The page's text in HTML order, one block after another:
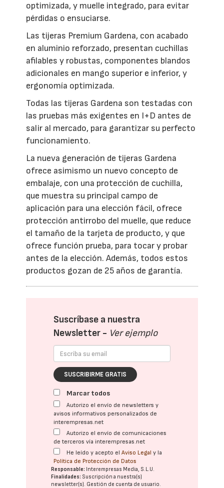
optimizada, y muelle integrado, para evitar
pérdidas o ensuciarse.
Las tijeras Premium Gardena, con acabado
en aluminio reforzado, presentan cuchillas
afilables y robustas, componentes blandos
adicionales en mango superior e inferior, y
ergonomía optimizada.
Todas las tijeras Gardena son testadas con
las pruebas más exigentes en I+D antes de
salir al mercado, para garantizar su perfecto
funcionamiento.
La nueva generación de tijeras Gardena
ofrece asimismo un nuevo concepto de
embalaje, con una protección de cuchilla,
que muestra su principal campo de
aplicación para una elección fácil, ofrece
protección antirrobo del muelle, que reduce
el tamaño de la tarjeta de producto, y que
ofrece función prueba, para tocar y probar
antes de la elección. Además, todos estos
productos gozan de 25 años de garantía.
Suscríbase a nuestra
Newsletter - Ver ejemplo
SUSCRIBIRME GRATIS
Marcar todos
Autorizo el envío de newsletters y
avisos informativos personalizados de
interempresas.net
Autorizo el envío de comunicaciones
de terceros vía interempresas.net
He leído y acepto elAviso Legal y la
Política de Protección de Datos
Responsable: Interempresas Media, S.L.U.
Finalidades: Suscripción a nuestra(s)
newsletter(s). Gestión de cuenta de usuario.